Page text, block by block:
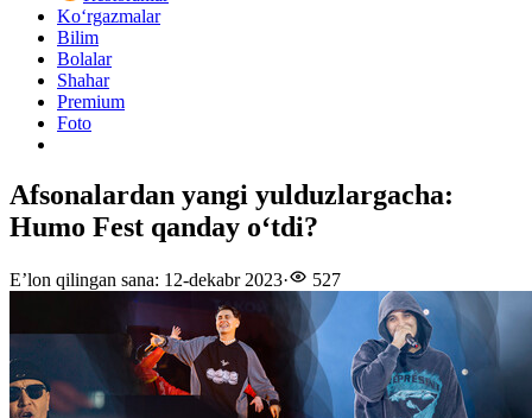
Ko‘rgazmalar
Bilim
Bolalar
Shahar
Premium
Foto
Afsonalardan yangi yulduzlargacha:
Humo Fest qanday oʻtdi?
E’lon qilingan sana: 12-dekabr 2023· 527